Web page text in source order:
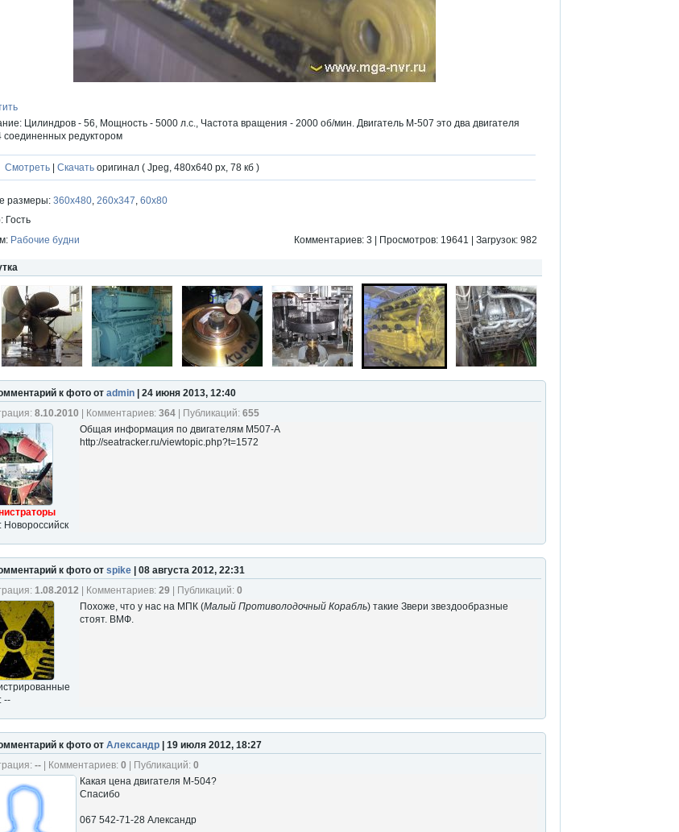
Цилиндров - 56, Мощность - 5000 л.с., Частота вращения - 2000 об/мин. Двигатель М-507 это два двигателя
соединенных редуктором
Смотреть Скачать оригинал ( Jpeg, 480x640 px, 78 кб )
размеры: 360x480, 260x347, 60x80
Гость
Рабочие будни Комментариев: 3 | Просмотров: 19641 | Загрузок: 982
к фото от admin | 24 июня 2013, 12:40
8.10.2010 | Комментариев: 364 | Публикаций: 655
Новороссийск
Общая информация по двигателям М507-А
http://seatracker.ru/viewtopic.php?t=1572
к фото от spike | 08 августа 2012, 22:31
1.08.2012 | Комментариев: 29 | Публикаций: 0
--
Похоже, что у нас на МПК (Малый Противолодочный Корабль) такие Звери звездообразные
стоят. BMФ.
к фото от Александр | 19 июля 2012, 18:27
-- | Комментариев: 0 | Публикаций: 0
Какая цена двигателя М-504?
Спасибо
067 542-71-28 Александр